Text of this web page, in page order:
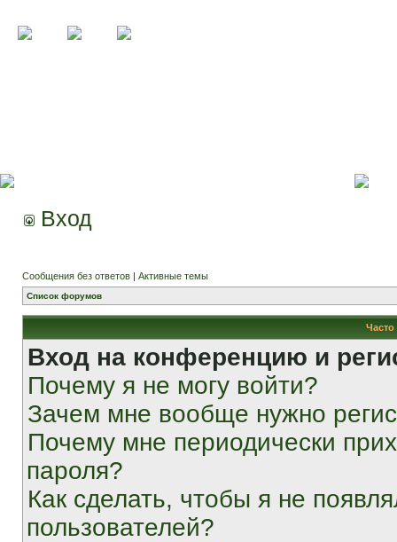
Вход
Сообщения без ответов | Активные темы
Список форумов
Вход на конференцию и
Почему я не могу войти?
Зачем мне вообще нужно
Почему мне периодически
пароля?
Как сделать, чтобы я не
пользователей?